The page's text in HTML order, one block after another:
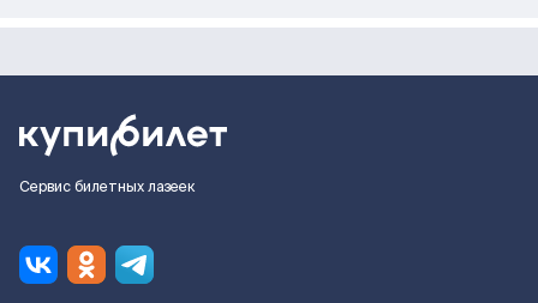
Сервис билетных лазеек